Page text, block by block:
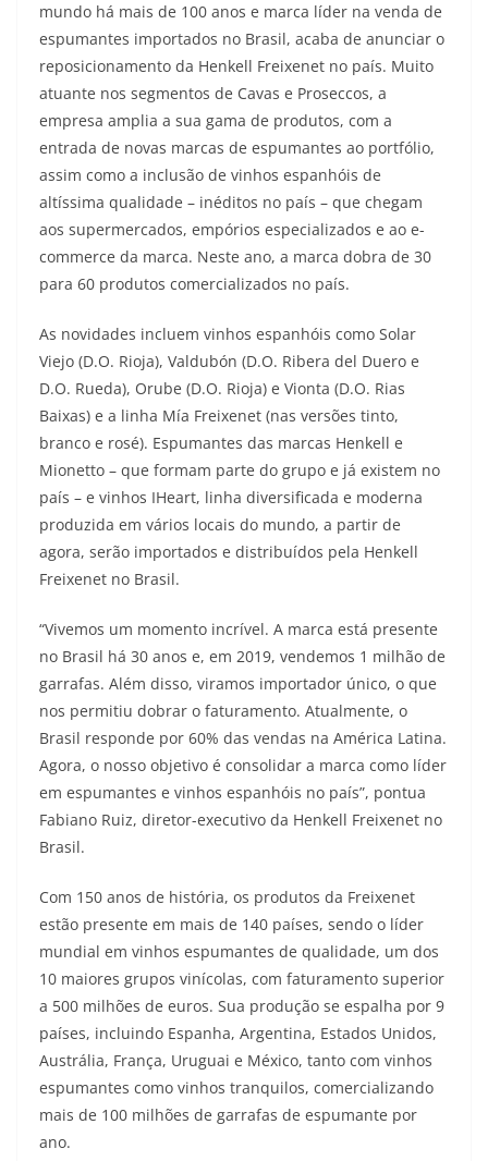
mundo há mais de 100 anos e marca líder na venda de
espumantes importados no Brasil, acaba de anunciar o
reposicionamento da Henkell Freixenet no país. Muito
atuante nos segmentos de Cavas e Proseccos, a
empresa amplia a sua gama de produtos, com a
entrada de novas marcas de espumantes ao portfólio,
assim como a inclusão de vinhos espanhóis de
altíssima qualidade – inéditos no país – que chegam
aos supermercados, empórios especializados e ao e-
commerce da marca. Neste ano, a marca dobra de 30
para 60 produtos comercializados no país.
As novidades incluem vinhos espanhóis como Solar
Viejo (D.O. Rioja), Valdubón (D.O. Ribera del Duero e
D.O. Rueda), Orube (D.O. Rioja) e Vionta (D.O. Rias
Baixas) e a linha Mía Freixenet (nas versões tinto,
branco e rosé). Espumantes das marcas Henkell e
Mionetto – que formam parte do grupo e já existem no
país – e vinhos IHeart, linha diversificada e moderna
produzida em vários locais do mundo, a partir de
agora, serão importados e distribuídos pela Henkell
Freixenet no Brasil.
“Vivemos um momento incrível. A marca está presente
no Brasil há 30 anos e, em 2019, vendemos 1 milhão de
garrafas. Além disso, viramos importador único, o que
nos permitiu dobrar o faturamento. Atualmente, o
Brasil responde por 60% das vendas na América Latina.
Agora, o nosso objetivo é consolidar a marca como líder
em espumantes e vinhos espanhóis no país”, pontua
Fabiano Ruiz, diretor-executivo da Henkell Freixenet no
Brasil.
Com 150 anos de história, os produtos da Freixenet
estão presente em mais de 140 países, sendo o líder
mundial em vinhos espumantes de qualidade, um dos
10 maiores grupos vinícolas, com faturamento superior
a 500 milhões de euros. Sua produção se espalha por 9
países, incluindo Espanha, Argentina, Estados Unidos,
Austrália, França, Uruguai e México, tanto com vinhos
espumantes como vinhos tranquilos, comercializando
mais de 100 milhões de garrafas de espumante por
ano.